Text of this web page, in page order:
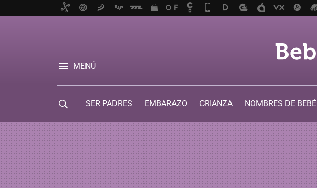
MENÚ
SER PADRES EMBARAZO CRIANZA NOMBRES DE BEBÉ